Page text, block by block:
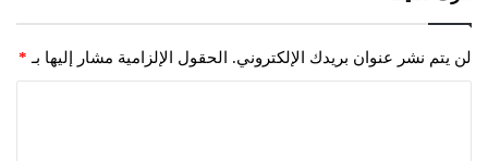
لن يتم نشر عنوان بريدك الإلكتروني. الحقول الإلزامية مشار إليها بـ *